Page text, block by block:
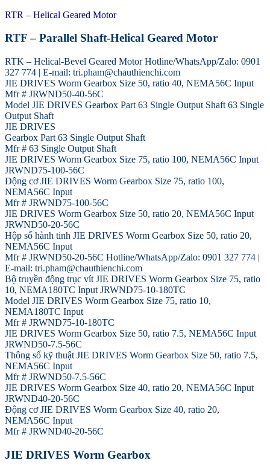
RTR – Helical Geared Motor
RTF – Parallel Shaft-Helical Geared Motor
RTK – Helical-Bevel Geared Motor Hotline/WhatsApp/Zalo: 0901
327 774 | E-mail: tri.pham@chauthienchi.com
JIE DRIVES Worm Gearbox Size 50, ratio 40, NEMA56C Input
Mfr # JRWND50-40-56C
Model JIE DRIVES Gearbox Part 63 Single Output Shaft 63 Single
Output Shaft
JIE DRIVES
Gearbox Part 63 Single Output Shaft
Mfr # 63 Single Output Shaft
JIE DRIVES Worm Gearbox Size 75, ratio 100, NEMA56C Input
JRWND75-100-56C
Động cơ JIE DRIVES Worm Gearbox Size 75, ratio 100,
NEMA56C Input
Mfr # JRWND75-100-56C
JIE DRIVES Worm Gearbox Size 50, ratio 20, NEMA56C Input
JRWND50-20-56C
Hộp số hành tinh JIE DRIVES Worm Gearbox Size 50, ratio 20,
NEMA56C Input
Mfr # JRWND50-20-56C Hotline/WhatsApp/Zalo: 0901 327 774 |
E-mail: tri.pham@chauthienchi.com
Bộ truyền động trục vít JIE DRIVES Worm Gearbox Size 75, ratio
10, NEMA180TC Input JRWND75-10-180TC
Model JIE DRIVES Worm Gearbox Size 75, ratio 10,
NEMA180TC Input
Mfr # JRWND75-10-180TC
JIE DRIVES Worm Gearbox Size 50, ratio 7.5, NEMA56C Input
JRWND50-7.5-56C
Thông số kỹ thuật JIE DRIVES Worm Gearbox Size 50, ratio 7.5,
NEMA56C Input
Mfr # JRWND50-7.5-56C
JIE DRIVES Worm Gearbox Size 40, ratio 20, NEMA56C Input
JRWND40-20-56C
Động cơ JIE DRIVES Worm Gearbox Size 40, ratio 20,
NEMA56C Input
Mfr # JRWND40-20-56C
JIE DRIVES Worm Gearbox